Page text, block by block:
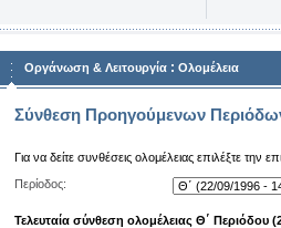
Οργάνωση & Λειτουργία : Ολομέλεια
Σύνθεση Προηγούμενων
Για να δείτε συνθέσεις ολομέλειας επιλέξτε την
Περίοδος:
Τελευταία σύνθεση ολομέλειας Θ΄ Περιόδου